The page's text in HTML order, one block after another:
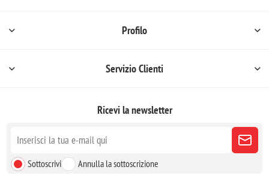
Profilo
Servizio Clienti
Ricevi la newsletter
Sottoscrivi Annulla la sottoscrizione